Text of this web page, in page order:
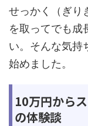
せっかく（ぎり
を取ってでも成
い。そんな気持
始めました。
10万円から
の体験談